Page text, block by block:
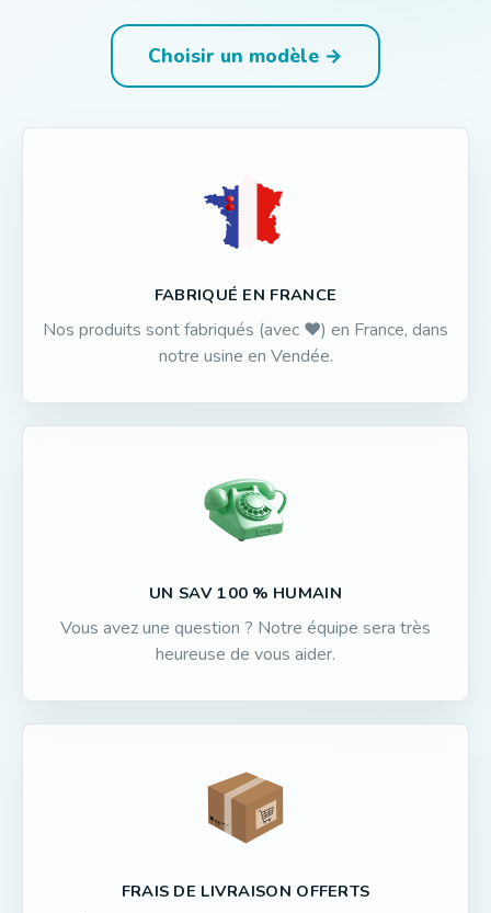
Choisir un modèle →
FABRIQUÉ EN FRANCE
Nos produits sont fabriqués (avec ❤️) en France, dans
notre usine en Vendée.
UN SAV 100 % HUMAIN
Vous avez une question ? Notre équipe sera très
heureuse de vous aider.
FRAIS DE LIVRAISON OFFERTS